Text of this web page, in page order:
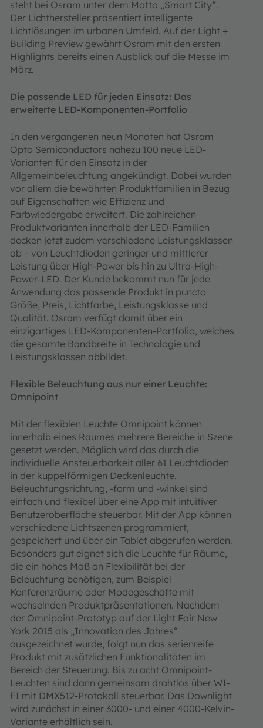
steht bei Osram unter dem Motto „Smart City“.
Der Lichthersteller präsentiert intelligente
Lichtlösungen im urbanen Umfeld. Auf der Light +
Building Preview gewährt Osram mit den ersten
Highlights bereits einen Ausblick auf die Messe im
März.
Die passende LED für jeden Einsatz: Das
erweiterte LED-Komponenten-Portfolio
In den vergangenen neun Monaten hat Osram
Opto Semiconductors nahezu 100 neue LED-
Varianten für den Einsatz in der
Allgemeinbeleuchtung angekündigt. Dabei wurden
vor allem die bewährten Produktfamilien in Bezug
auf Eigenschaften wie Effizienz und
Farbwiedergabe erweitert. Die zahlreichen
Produktvarianten innerhalb der LED-Familien
decken jetzt zudem verschiedene Leistungsklassen
ab – von Leuchtdioden geringer und mittlerer
Leistung über High-Power bis hin zu Ultra-High-
Power-LED. Der Kunde bekommt nun für jede
Anwendung das passende Produkt in puncto
Größe, Preis, Lichtfarbe, Leistungsklasse und
Qualität. Osram verfügt damit über ein
einzigartiges LED-Komponenten-Portfolio, welches
die gesamte Bandbreite in Technologie und
Leistungsklassen abbildet.
Flexible Beleuchtung aus nur einer Leuchte:
Omnipoint
Mit der flexiblen Leuchte Omnipoint können
innerhalb eines Raumes mehrere Bereiche in Szene
gesetzt werden. Möglich wird das durch die
individuelle Ansteuerbarkeit aller 61 Leuchtdioden
in der kuppelförmigen Deckenleuchte.
Beleuchtungsrichtung, -form und -winkel sind
einfach und flexibel über eine App mit intuitiver
Benutzeroberfläche steuerbar. Mit der App können
verschiedene Lichtszenen programmiert,
gespeichert und über ein Tablet abgerufen werden.
Besonders gut eignet sich die Leuchte für Räume,
die ein hohes Maß an Flexibilität bei der
Beleuchtung benötigen, zum Beispiel
Konferenzräume oder Modegeschäfte mit
wechselnden Produktpräsentationen. Nachdem
der Omnipoint-Prototyp auf der Light Fair New
York 2015 als „Innovation des Jahres“
ausgezeichnet wurde, folgt nun das serienreife
Produkt mit zusätzlichen Funktionalitäten im
Bereich der Steuerung. Bis zu acht Omnipoint-
Leuchten sind dann gemeinsam drahtlos über WI-
FI mit DMX512-Protokoll steuerbar. Das Downlight
wird zunächst in einer 3000- und einer 4000-Kelvin-
Variante erhältlich sein.